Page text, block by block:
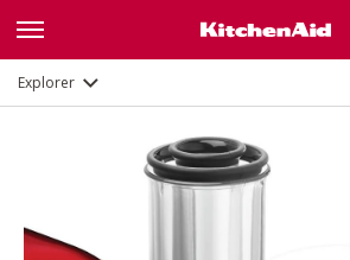
Explorer Description